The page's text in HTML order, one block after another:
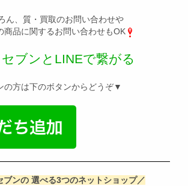
ん、質・買取のお問い合わせや
商品に関するお問い合わせもOK
ブンとLINEで繋がる
の方は下のボタンからどうぞ▼
ブンの 選べる3つのネットショップ／